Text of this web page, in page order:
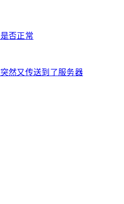
否正常
然又传送到了服务器